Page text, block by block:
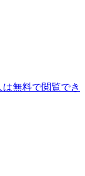
は無料で閲覧でき